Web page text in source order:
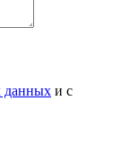
данных и с